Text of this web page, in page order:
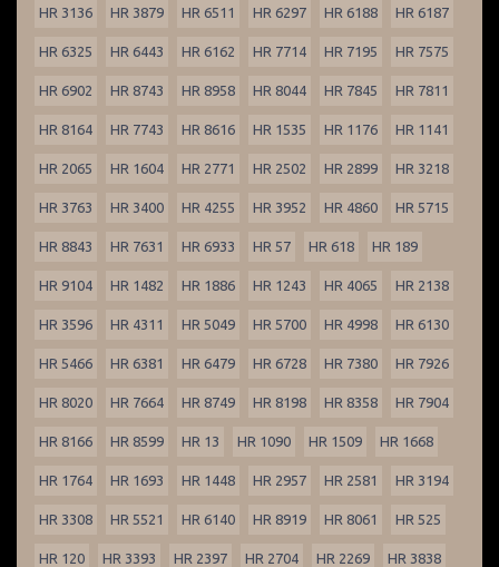
HR 3136 HR 3879 HR 6511 HR 6297 HR 6188 HR 6187
HR 6325 HR 6443 HR 6162 HR 7714 HR 7195 HR 7575
HR 6902 HR 8743 HR 8958 HR 8044 HR 7845 HR 7811
HR 8164 HR 7743 HR 8616 HR 1535 HR 1176 HR 1141
HR 2065 HR 1604 HR 2771 HR 2502 HR 2899 HR 3218
HR 3763 HR 3400 HR 4255 HR 3952 HR 4860 HR 5715
HR 8843 HR 7631 HR 6933 HR 57 HR 618 HR 189
HR 9104 HR 1482 HR 1886 HR 1243 HR 4065 HR 2138
HR 3596 HR 4311 HR 5049 HR 5700 HR 4998 HR 6130
HR 5466 HR 6381 HR 6479 HR 6728 HR 7380 HR 7926
HR 8020 HR 7664 HR 8749 HR 8198 HR 8358 HR 7904
HR 8166 HR 8599 HR 13 HR 1090 HR 1509 HR 1668
HR 1764 HR 1693 HR 1448 HR 2957 HR 2581 HR 3194
HR 3308 HR 5521 HR 6140 HR 8919 HR 8061 HR 525
HR 120 HR 3393 HR 2397 HR 2704 HR 2269 HR 3838